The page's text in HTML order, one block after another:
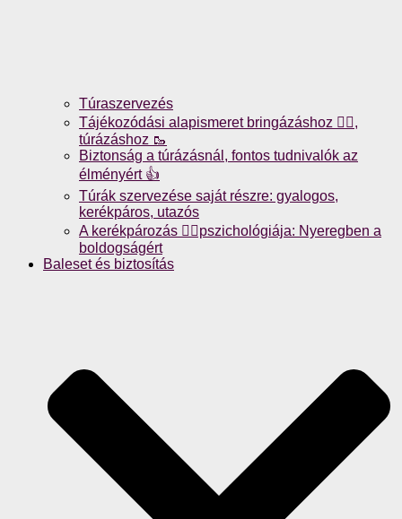
Túraszervezés
Tájékozódási alapismeret bringázáshoz 🚴‍♀️,
túrázáshoz 🥾
Biztonság a túrázásnál, fontos tudnivalók az
élményért 👍
Túrák szervezése saját részre: gyalogos,
kerékpáros, utazós
A kerékpározás 🚴‍♀️pszichológiája: Nyeregben a
boldogságért
Baleset és biztosítás